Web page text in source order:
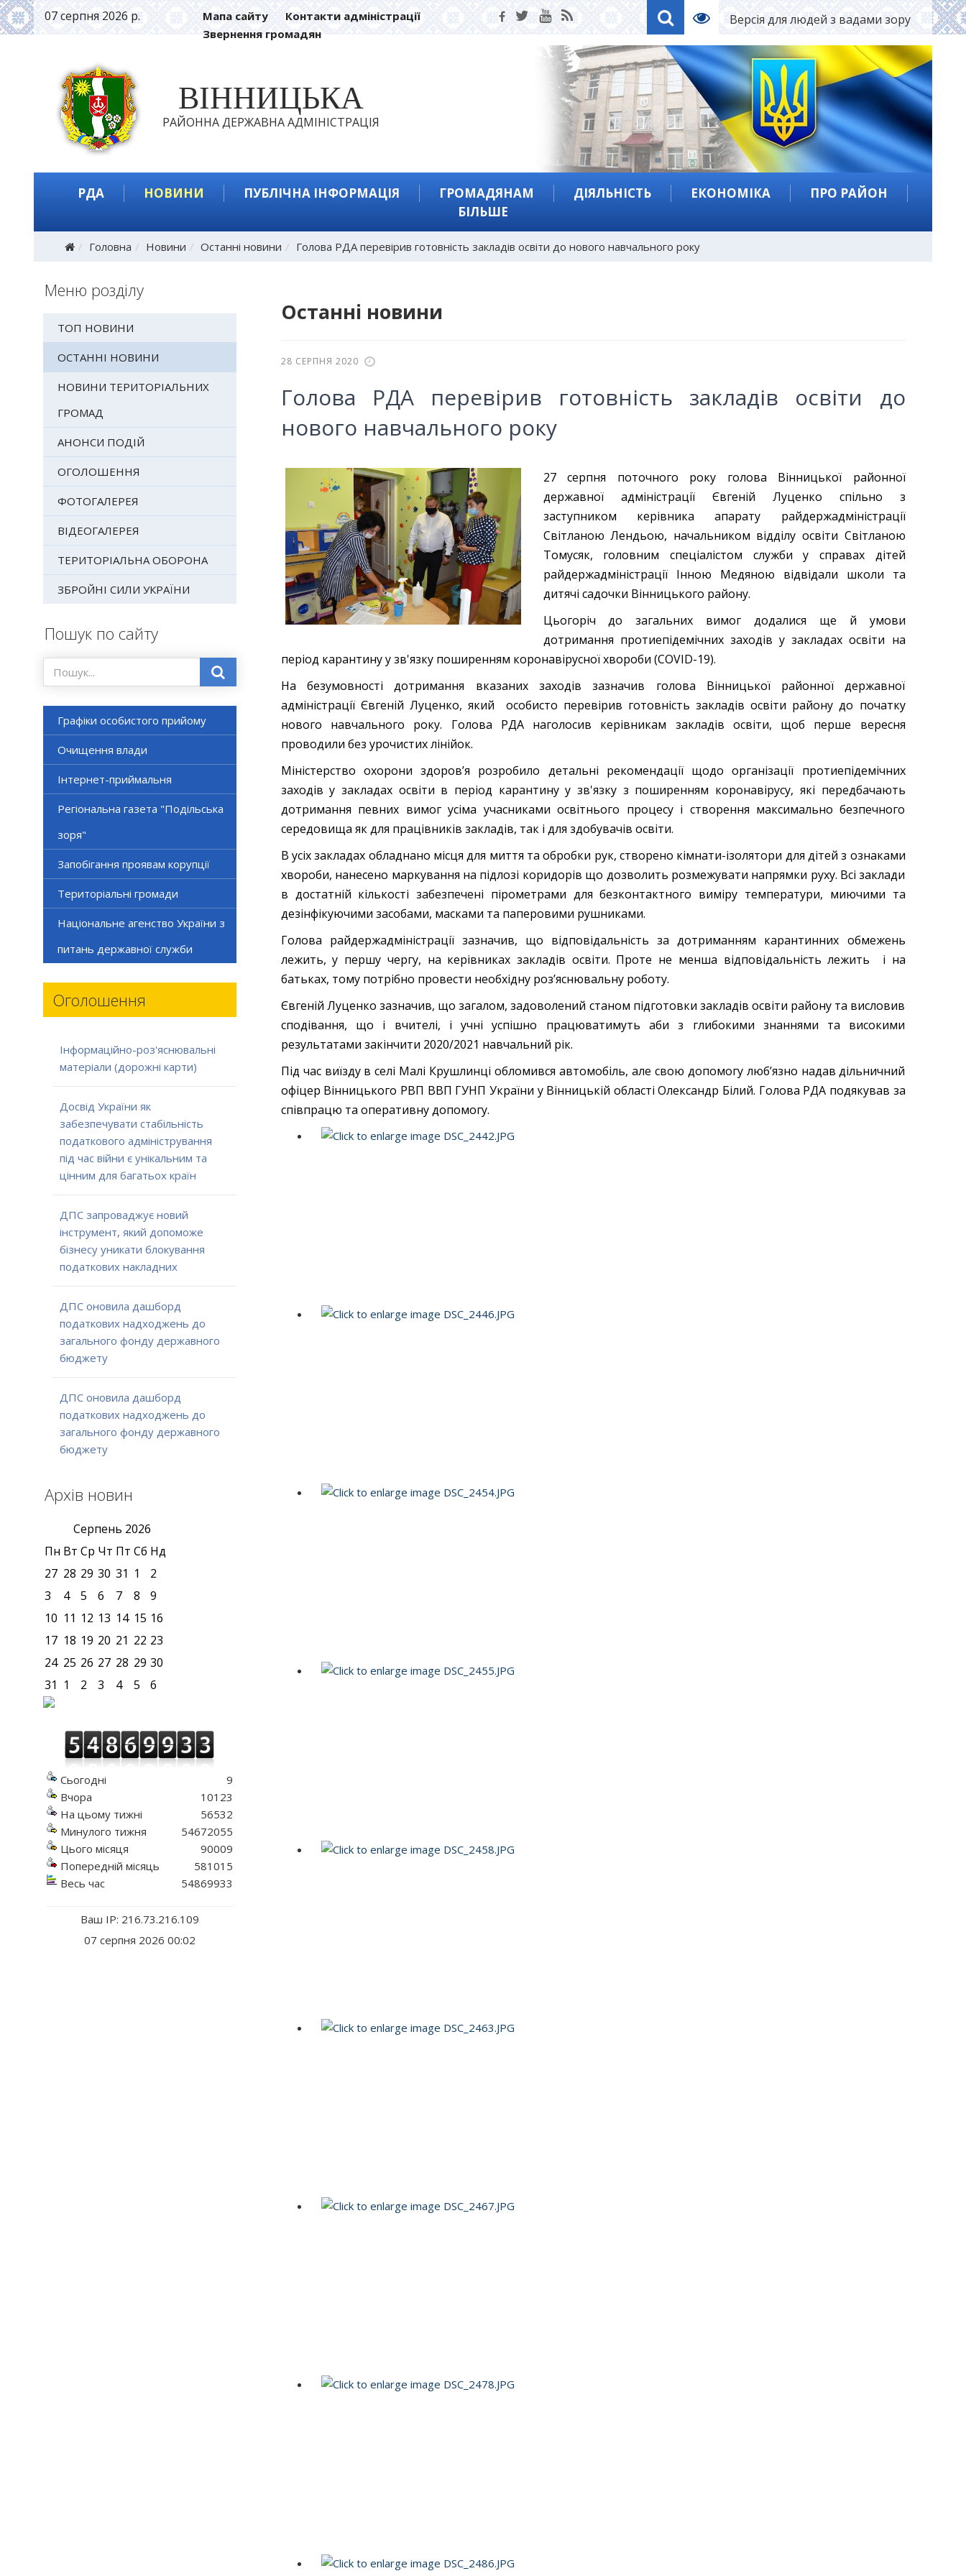
07 серпня 2026 р. Мапа сайту
Контакти адміністрації
Звернення громадян
Версія для людей з вадами зору
ВІННИЦЬКА
РАЙОННА ДЕРЖАВНА АДМІНІСТРАЦІЯ
РДА НОВИНИ ПУБЛІЧНА ІНФОРМАЦІЯ ГРОМАДЯНАМ ДІЯЛЬНІСТЬ ЕКОНОМІКА
ПРО РАЙОН
БІЛЬШЕ
Головна Новини Останні новини Голова РДА перевірив готовність закладів освіти до нового навчального року
Меню розділу
ТОП НОВИНИ
ОСТАННІ НОВИНИ
НОВИНИ ТЕРИТОРІАЛЬНИХ
ГРОМАД
АНОНСИ ПОДІЙ
ОГОЛОШЕННЯ
ФОТОГАЛЕРЕЯ
ВІДЕОГАЛЕРЕЯ
ТЕРИТОРІАЛЬНА ОБОРОНА
ЗБРОЙНІ СИЛИ УКРАЇНИ
Пошук по сайту
Графіки особистого прийому
Очищення влади
Інтернет-приймальня
Регіональна газета "Подільська
зоря"
Запобігання проявам корупції
Територіальні громади
Національне агенство України з
питань державної служби
Оголошення
Інформаційно-роз'яснювальні
матеріали (дорожні карти)
Досвід України як
забезпечувати стабільність
податкового адміністрування
під час війни є унікальним та
цінним для багатьох країн
ДПС запроваджує новий
інструмент, який допоможе
бізнесу уникати блокування
податкових накладних
ДПС оновила дашборд
податкових надходжень до
загального фонду державного
бюджету
ДПС оновила дашборд
податкових надходжень до
загального фонду державного
бюджету
Архів новин
Серпень 2026
Пн Вт Ср Чт Пт Сб Нд
27 28 29 30 31 1
2
3
4 5 6 7 8
9
10 11 12 13 14 15 16
17 18 19 20 21 22 23
24 25 26 27 28 29 30
31 1 2 3 4 5 6
Сьогодні
Вчора
На цьому тижні
Минулого тижня
Цього місяця
Попередній місяць
Весь час
9
10123
56532
54672055
90009
581015
54869933
Ваш IP: 216.73.216.109
07 серпня 2026 00:02
Останні новини
28 СЕРПНЯ 2020
Голова РДА перевірив готовність закладів освіти до
нового навчального року
27 серпня поточного року голова Вінницької районної
державної адміністрації Євгеній Луценко спільно з
заступником керівника апарату райдержадміністрації
Світланою Лендьою, начальником відділу освіти Світланою
Томусяк, головним спеціалістом служби у справах дітей
райдержадміністрації Інною Медяною відвідали школи та
дитячі садочки Вінницького району.
Цьогоріч до загальних вимог додалися ще й умови
дотримання протиепідемічних заходів у закладах освіти на
період карантину у зв'язку поширенням коронавірусної хвороби (СОVID-19).
На безумовності дотримання вказаних заходів зазначив голова Вінницької районної державної
адміністрації Євгеній Луценко, який особисто перевірив готовність закладів освіти району до початку
нового навчального року. Голова РДА наголосив керівникам закладів освіти, щоб перше вересня
проводили без урочистих лінійок.
Міністерство охорони здоров’я розробило детальні рекомендації щодо організації протиепідемічних
заходів у закладах освіти в період карантину у зв'язку з поширенням коронавірусу, які передбачають
дотримання певних вимог усіма учасниками освітнього процесу і створення максимально безпечного
середовища як для працівників закладів, так і для здобувачів освіти.
В усіх закладах обладнано місця для миття та обробки рук, створено кімнати-ізолятори для дітей з ознаками
хвороби, нанесено маркування на підлозі коридорів що дозволить розмежувати напрямки руху. Всі заклади
в достатній кількості забезпечені пірометрами для безконтактного виміру температури, миючими та
дезінфікуючими засобами, масками та паперовими рушниками.
Голова райдержадміністрації зазначив, що відповідальність за дотриманням карантинних обмежень
лежить, у першу чергу, на керівниках закладів освіти. Проте не менша відповідальність лежить і на
батьках, тому потрібно провести необхідну роз’яснювальну роботу.
Євгеній Луценко зазначив, що загалом, задоволений станом підготовки закладів освіти району та висловив
сподівання, що і вчителі, і учні успішно працюватимуть аби з глибокими знаннями та високими
результатами закінчити 2020/2021 навчальний рік.
Під час виїзду в селі Малі Крушлинці обломився автомобіль, але свою допомогу люб’язно надав дільничний
офіцер Вінницького РВП ВВП ГУНП України у Вінницькій області Олександр Білий. Голова РДА подякував за
співпрацю та оперативну допомогу.